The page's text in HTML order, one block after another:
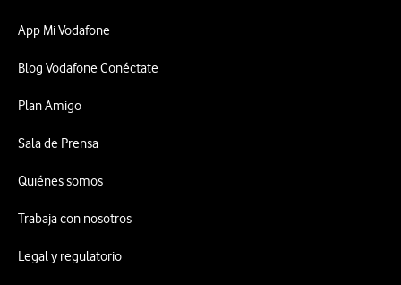
App Mi Vodafone
Blog Vodafone Conéctate
Plan Amigo
Sala de Prensa
Quiénes somos
Trabaja con nosotros
Legal y regulatorio